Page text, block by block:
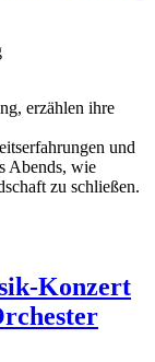
erzählen ihre
und
Abends, wie
zu schließen.
Konzert